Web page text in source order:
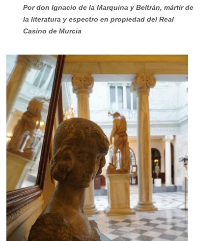
Por don Ignacio de la Marquina y Beltrán, mártir de
la literatura y espectro en propiedad del Real
Casino de Murcia